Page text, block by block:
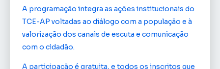
A programação integra as ações institucionais do
TCE-AP voltadas ao diálogo com a população e à
valorização dos canais de escuta e comunicação
com o cidadão.
A participação é gratuita, e todos os inscritos que